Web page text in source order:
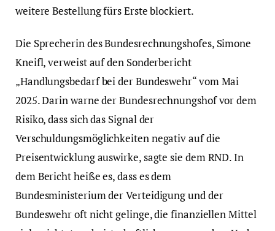
weitere Bestellung fürs Erste blockiert.
Die Sprecherin des Bundesrechnungshofes, Simone
Kneifl, verweist auf den Sonderbericht
„Handlungsbedarf bei der Bundeswehr“ vom Mai
2025. Darin warne der Bundesrechnungshof vor dem
Risiko, dass sich das Signal der
Verschuldungsmöglichkeiten negativ auf die
Preisentwicklung auswirke, sagte sie dem RND. In
dem Bericht heiße es, dass es dem
Bundesministerium der Verteidigung und der
Bundeswehr oft nicht gelinge, die finanziellen Mittel